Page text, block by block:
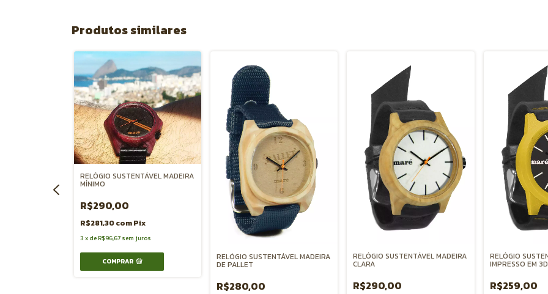
Produtos similares
RELÓGIO SUSTENTÁVEL MADEIRA
MÍNIMO
R$290,00
R$281,30comPix
3 xdeR$96,67 sem juros
COMPRAR RELÓGIO SUSTENTÁVEL MADEIRA
DE PALLET
R$280,00
RELÓGIO SUSTENTÁVEL MADEIRA
CLARA
R$290,00
RELÓGIO
IMPRESSO EM 3D
R$259,00